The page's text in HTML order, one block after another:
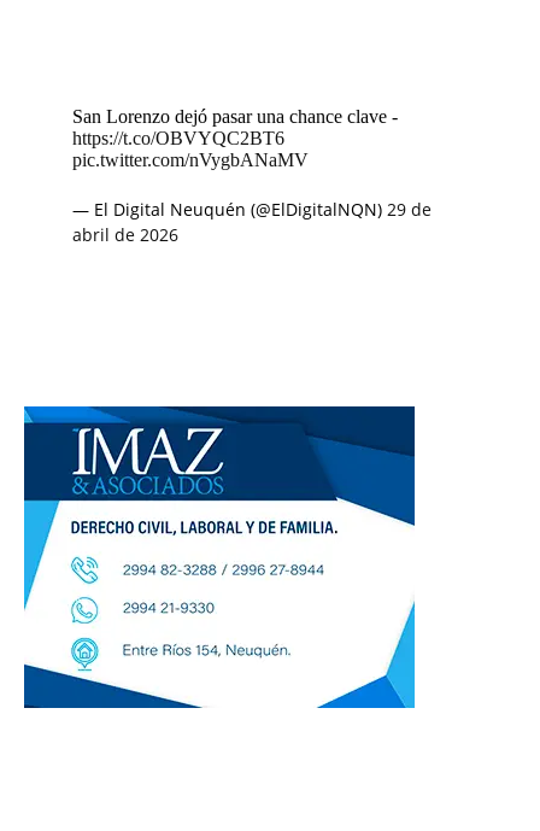
San Lorenzo dejó pasar una chance clave -
https://t.co/OBVYQC2BT6
pic.twitter.com/nVygbANaMV
— El Digital Neuquén (@ElDigitalNQN) 29 de
abril de 2026